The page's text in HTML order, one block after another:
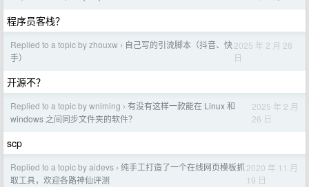
程序员客栈？
Replied to a topic by zhouxw › 自己写的引流脚本（抖音、快
手）
2025 年 2 月 28
日
开源不？
Replied to a topic by wniming › 有没有这样一款能在 Linux 和
windows 之间同步文件夹的软件？
2025 年 2 月
26 日
scp
Replied to a topic by aidevs › 纯手工打造了一个在线网页模板抓
取工具，欢迎各路神仙评测
2020 年 11 月
19 日